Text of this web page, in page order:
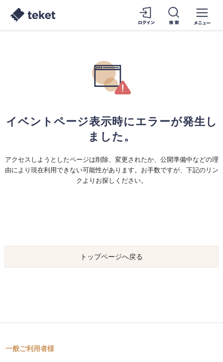
イベントページ表示時にエラーが発生し
ました。
アクセスしようとしたページは削除、変更されたか、公開準備中などの理
由により現在利用できない可能性があります。お手数ですが、下記のリン
クよりお探しください。
トップページへ戻る
一般ご利用者様